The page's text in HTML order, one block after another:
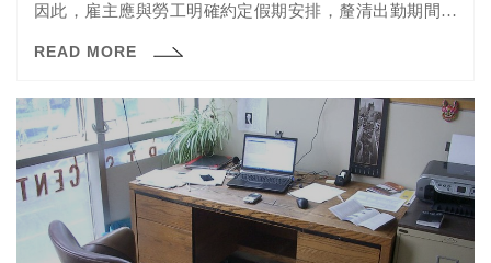
因此，雇主應與勞工明確約定假期安排，釐清出勤期間的
工讀生，只要在國定假日出勤，雇主都必須依法支付加倍
READ MORE